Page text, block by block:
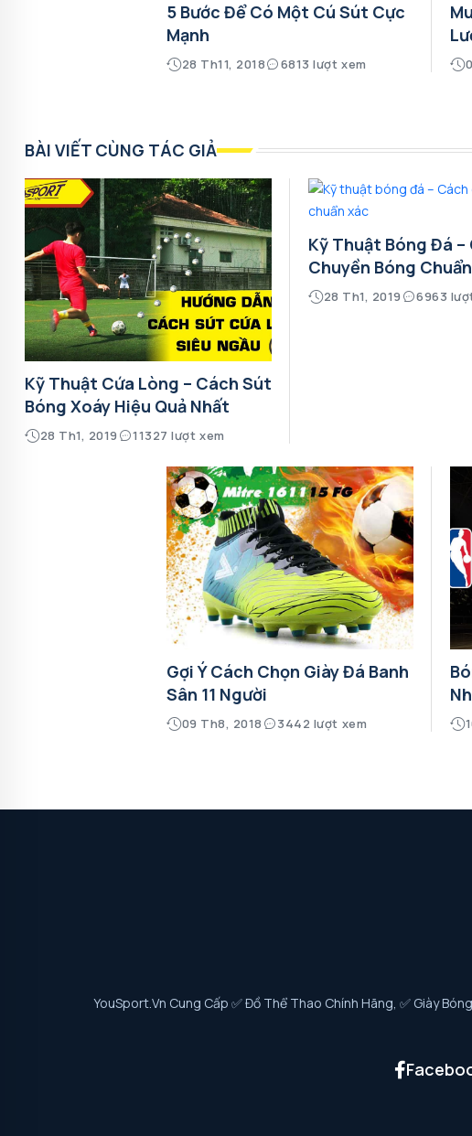
5 Bước Để Có Một Cú Sút Cực
Mạnh
28 Th11, 2018 6813 lượt xem
BÀI VIẾT CÙNG TÁC GIẢ
Kỹ Thuật Cứa Lòng – Cách Sút
Bóng Xoáy Hiệu Quả Nhất
28 Th1, 2019 11327 lượt xem
Kỹ Thuật Bóng Đá –
Chuyền Bóng
28 Th1, 2019 6963
Gợi Ý Cách Chọn Giày Đá Banh
Sân 11 Người
09 Th8, 2018 3442 lượt xem
YouSport.vn Cung Cấp ✅ Đồ Thể Thao Chính Hãng, ✅ Giày